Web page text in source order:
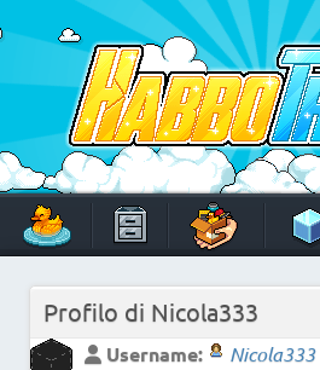
to
content
Un viaggio di pixel!
Profilo di Nicola333
Username:
Nicola333